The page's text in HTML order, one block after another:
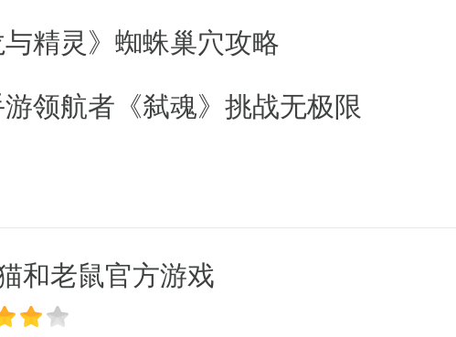
精灵》蜘蛛巢穴攻略
领航者《弑魂》挑战无极限
和老鼠官方游戏